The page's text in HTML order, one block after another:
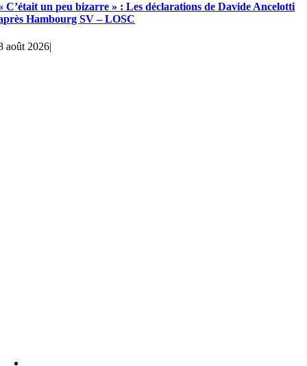
C’était un peu bizarre » : Les déclarations de Davide Ancelotti
Hambourg SV – LOSC
août 2026|